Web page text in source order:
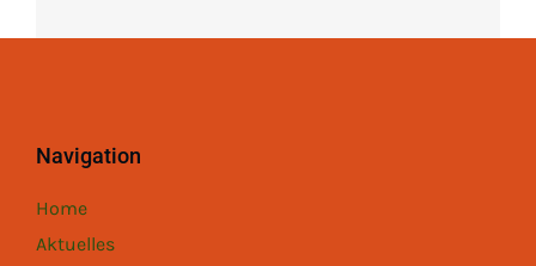
Navigation
Home
Aktuelles